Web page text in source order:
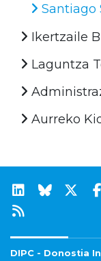
Santiago
Ikertzaile
Laguntza
Aurreko
DIPC - Donostia